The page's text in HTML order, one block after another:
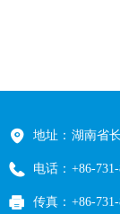
地址： 湖南省
电话： +86-
传真： +86-